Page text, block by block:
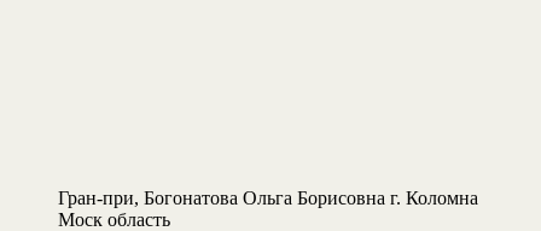
Гран-при, Богонатова Ольга Борисовна г. Коломна
Моск область